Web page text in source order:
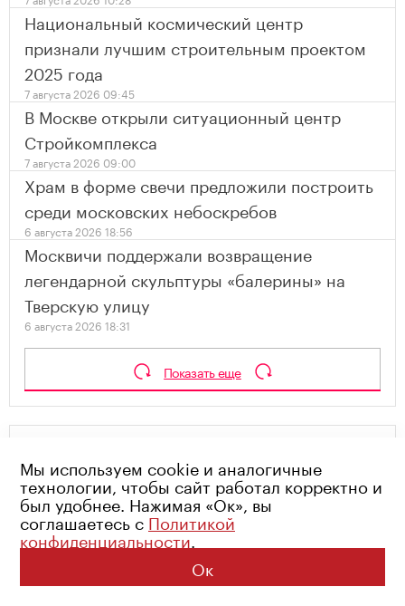
Национальный космический центр
признали лучшим строительным проектом
2025 года
7 августа 2026 09:45
В Москве открыли ситуационный центр
Стройкомплекса
7 августа 2026 09:00
Храм в форме свечи предложили построить
среди московских небоскребов
6 августа 2026 18:56
Москвичи поддержали возвращение
легендарной скульптуры «балерины» на
Тверскую улицу
6 августа 2026 18:31
Показать еще
СЕМЕЙНОЙ ИПОТЕКИ НА 1 ОКТЯБРЯ?
Проголосовало: 92 человека
Да, рынку нужно время на адаптацию
Нет, изменения нужно было вводить сразу
Мы используем cookie и аналогичные
технологии, чтобы сайт работал корректно и
был удобнее. Нажимая «Ок», вы
соглашаетесь с Политикой
конфиденциальности.
Ок